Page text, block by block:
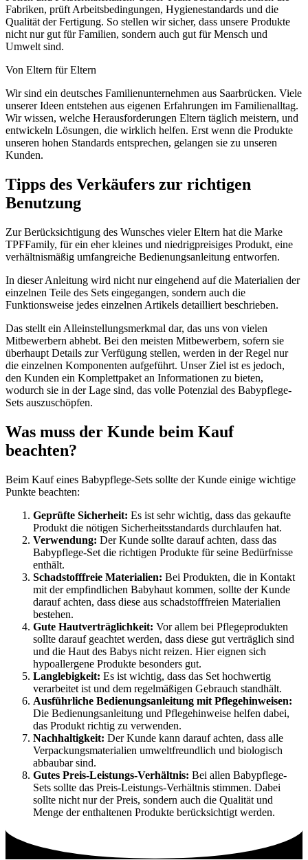
Fabriken, prüft Arbeitsbedingungen, Hygienestandards und die
Qualität der Fertigung. So stellen wir sicher, dass unsere Produkte
nicht nur gut für Familien, sondern auch gut für Mensch und
Umwelt sind.
Von Eltern für Eltern
Wir sind ein deutsches Familienunternehmen aus Saarbrücken. Viele
unserer Ideen entstehen aus eigenen Erfahrungen im Familienalltag.
Wir wissen, welche Herausforderungen Eltern täglich meistern, und
entwickeln Lösungen, die wirklich helfen. Erst wenn die Produkte
unseren hohen Standards entsprechen, gelangen sie zu unseren
Kunden.
Tipps des Verkäufers zur richtigen
Benutzung
Zur Berücksichtigung des Wunsches vieler Eltern hat die Marke
TPFFamily, für ein eher kleines und niedrigpreisiges Produkt, eine
verhältnismäßig umfangreiche Bedienungsanleitung entworfen.
In dieser Anleitung wird nicht nur eingehend auf die Materialien der
einzelnen Teile des Sets eingegangen, sondern auch die
Funktionsweise jedes einzelnen Artikels detailliert beschrieben.
Das stellt ein Alleinstellungsmerkmal dar, das uns von vielen
Mitbewerbern abhebt. Bei den meisten Mitbewerbern, sofern sie
überhaupt Details zur Verfügung stellen, werden in der Regel nur
die einzelnen Komponenten aufgeführt. Unser Ziel ist es jedoch,
den Kunden ein Komplettpaket an Informationen zu bieten,
wodurch sie in der Lage sind, das volle Potenzial des Babypflege-
Sets auszuschöpfen.
Was muss der Kunde beim Kauf
beachten?
Beim Kauf eines Babypflege-Sets sollte der Kunde einige wichtige
Punkte beachten:
Geprüfte Sicherheit: Es ist sehr wichtig, dass das gekaufte
Produkt die nötigen Sicherheitsstandards durchlaufen hat.
Verwendung: Der Kunde sollte darauf achten, dass das
Babypflege-Set die richtigen Produkte für seine Bedürfnisse
enthält.
Schadstofffreie Materialien: Bei Produkten, die in Kontakt
mit der empfindlichen Babyhaut kommen, sollte der Kunde
darauf achten, dass diese aus schadstofffreien Materialien
bestehen.
Gute Hautverträglichkeit: Vor allem bei Pflegeprodukten
sollte darauf geachtet werden, dass diese gut verträglich sind
und die Haut des Babys nicht reizen. Hier eignen sich
hypoallergene Produkte besonders gut.
Langlebigkeit: Es ist wichtig, dass das Set hochwertig
verarbeitet ist und dem regelmäßigen Gebrauch standhält.
Ausführliche Bedienungsanleitung mit Pflegehinweisen:
Die Bedienungsanleitung und Pflegehinweise helfen dabei,
das Produkt richtig zu verwenden.
Nachhaltigkeit: Der Kunde kann darauf achten, dass alle
Verpackungsmaterialien umweltfreundlich und biologisch
abbaubar sind.
Gutes Preis-Leistungs-Verhältnis: Bei allen Babypflege-
Sets sollte das Preis-Leistungs-Verhältnis stimmen. Dabei
sollte nicht nur der Preis, sondern auch die Qualität und
Menge der enthaltenen Produkte berücksichtigt werden.